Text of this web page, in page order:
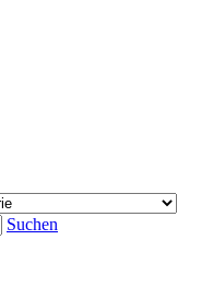
Suchen